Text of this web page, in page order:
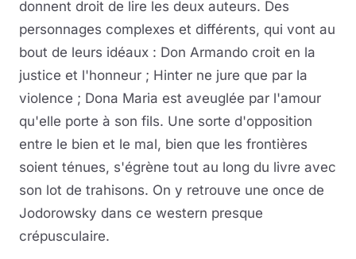
donnent droit de lire les deux auteurs. Des
personnages complexes et différents, qui vont au
bout de leurs idéaux : Don Armando croit en la
justice et l'honneur ; Hinter ne jure que par la
violence ; Dona Maria est aveuglée par l'amour
qu'elle porte à son fils. Une sorte d'opposition
entre le bien et le mal, bien que les frontières
soient ténues, s'égrène tout au long du livre avec
son lot de trahisons. On y retrouve une once de
Jodorowsky dans ce western presque
crépusculaire.